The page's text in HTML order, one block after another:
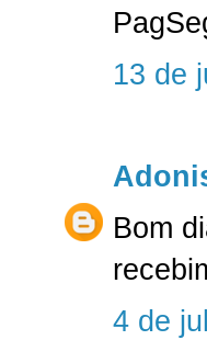
13 de
Bom
4 de